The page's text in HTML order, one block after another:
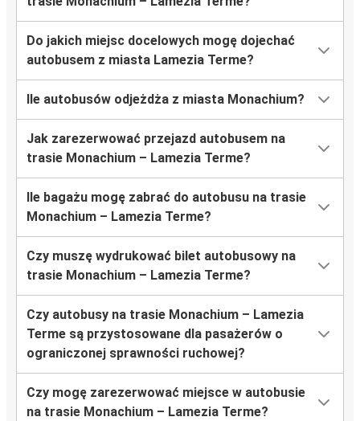
Do jakich miejsc docelowych mogę dojechać
autobusem z miasta Lamezia Terme?
Ile autobusów odjeżdża z miasta Monachium?
Jak zarezerwować przejazd autobusem na
trasie Monachium – Lamezia Terme?
Ile bagażu mogę zabrać do autobusu na trasie
Monachium – Lamezia Terme?
Czy muszę wydrukować bilet autobusowy na
trasie Monachium – Lamezia Terme?
Czy autobusy na trasie Monachium – Lamezia
Terme są przystosowane dla pasażerów o
ograniczonej sprawności ruchowej?
Czy mogę zarezerwować miejsce w autobusie
na trasie Monachium – Lamezia Terme?